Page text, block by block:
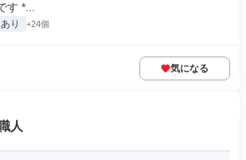
す *...
り +24個
気になる
人